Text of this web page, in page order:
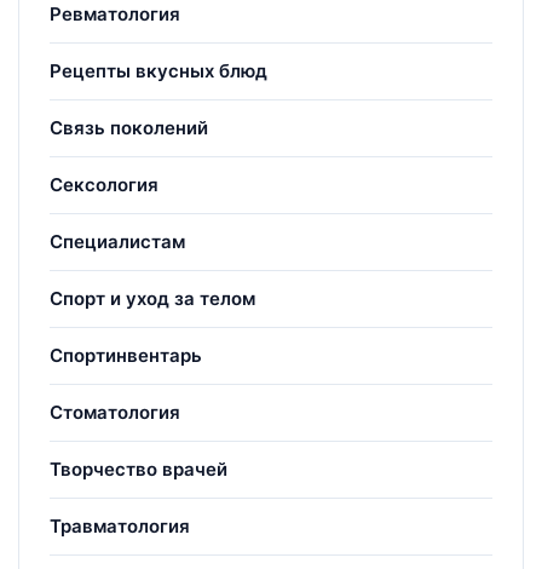
Ревматология
Рецепты вкусных блюд
Связь поколений
Сексология
Специалистам
Спорт и уход за телом
Спортинвентарь
Стоматология
Творчество врачей
Травматология